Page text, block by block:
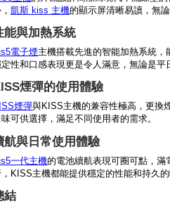
凱斯 kiss 主機的顯示屏清晰易讀，無
能與加熱系統
電子煙主機搭載先進的智能加熱系統
性和口感表現更是令人滿意，無論是平
煙彈的使用體驗
煙彈與KISS主機的兼容性極高，更換
味可供選擇，滿足不同使用者的需求。
航與日常使用體驗
一代主機的電池續航表現可圈可點，
KISS主機都能提供穩定的性能和持久的
結